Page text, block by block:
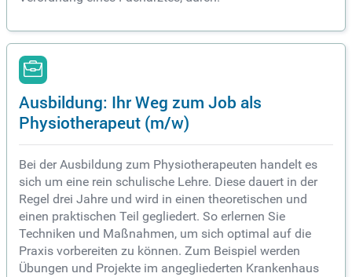
Ausbildung: Ihr Weg zum Job als
Physiotherapeut (m/w)
Bei der Ausbildung zum Physiotherapeuten handelt es
sich um eine rein schulische Lehre. Diese dauert in der
Regel drei Jahre und wird in einen theoretischen und
einen praktischen Teil gegliedert. So erlernen Sie
Techniken und Maßnahmen, um sich optimal auf die
Praxis vorbereiten zu können. Zum Beispiel werden
Übungen und Projekte im angegliederten Krankenhaus